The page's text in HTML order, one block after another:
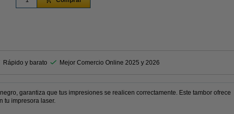
Rápido y barato Mejor Comercio Online 2025 y 2026
garantiza que tus impresiones se realicen correctamente. Este tambor ofrece
tu impresora laser.